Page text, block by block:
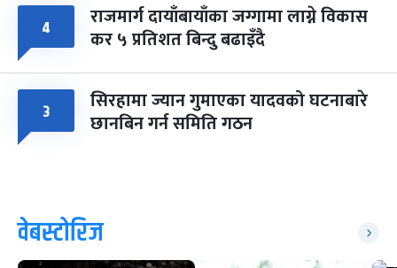
४ राजमार्ग दायाँबायाँका जग्गामा लाग्ने विकास
कर ५ प्रतिशत बिन्दु बढाइँदै
३ सिरहामा ज्यान गुमाएका यादवको घटनाबारे
छानबिन गर्न समिति गठन
वेबस्टोरिज